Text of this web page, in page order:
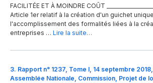
FACILITÉE ET À MOINDRE COÛT
Article 1er relatif à la création d'un guichet
l'accomplissement des formalités liées à la
entreprises … Lire la suite…
3. Rapport n° 1237, Tome I, 14 septembre
Assemblée Nationale, Commission, Projet de